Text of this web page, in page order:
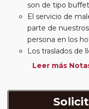
son de tipo
El servicio de
parte de
persona en los
Los traslados de
estarán
suplemento de
Leer más